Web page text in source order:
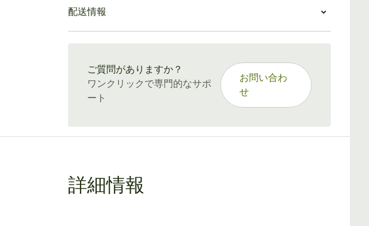
最初の数回のドローでは、後に来るものよりドライで苦い土
葉巻の中盤では、土のような苦味が甘さに変わり、バニラ、
ココア、スパイスの風味が広がります。葉巻の終盤では、豊
かで深みのあるフレーバーが、土っぽさと甘さに寄り添い、
最後まで素晴らしい香りを楽しめます。
の中に浮かんでは消えます。風味のバランスは絶妙で、その
よりよい葉巻を探索したい新進の愛好家にとって手の届くお
値段です。
この葉巻は幅広い喫煙者を惹きつけています。初心者は複雑
の複雑さと安定した品質を高く評価するでしょう。
配送情報
ご質問がありますか？
ワンクリックで専門的なサポ
ート
お問い合わ
せ
詳細情報